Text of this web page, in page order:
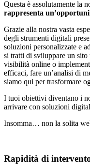
Questa è assolutamente la
rappresenta
Grazie alla nostra vasta
degli strumenti digitali
soluzioni personalizzate e
si tratti di sviluppare un
visibilità online o
efficaci, fare un’analisi di
siamo qui per trasformare
I tuoi obiettivi diventano i
arrivare con soluzioni
Insomma… non la solita
Rapidità di